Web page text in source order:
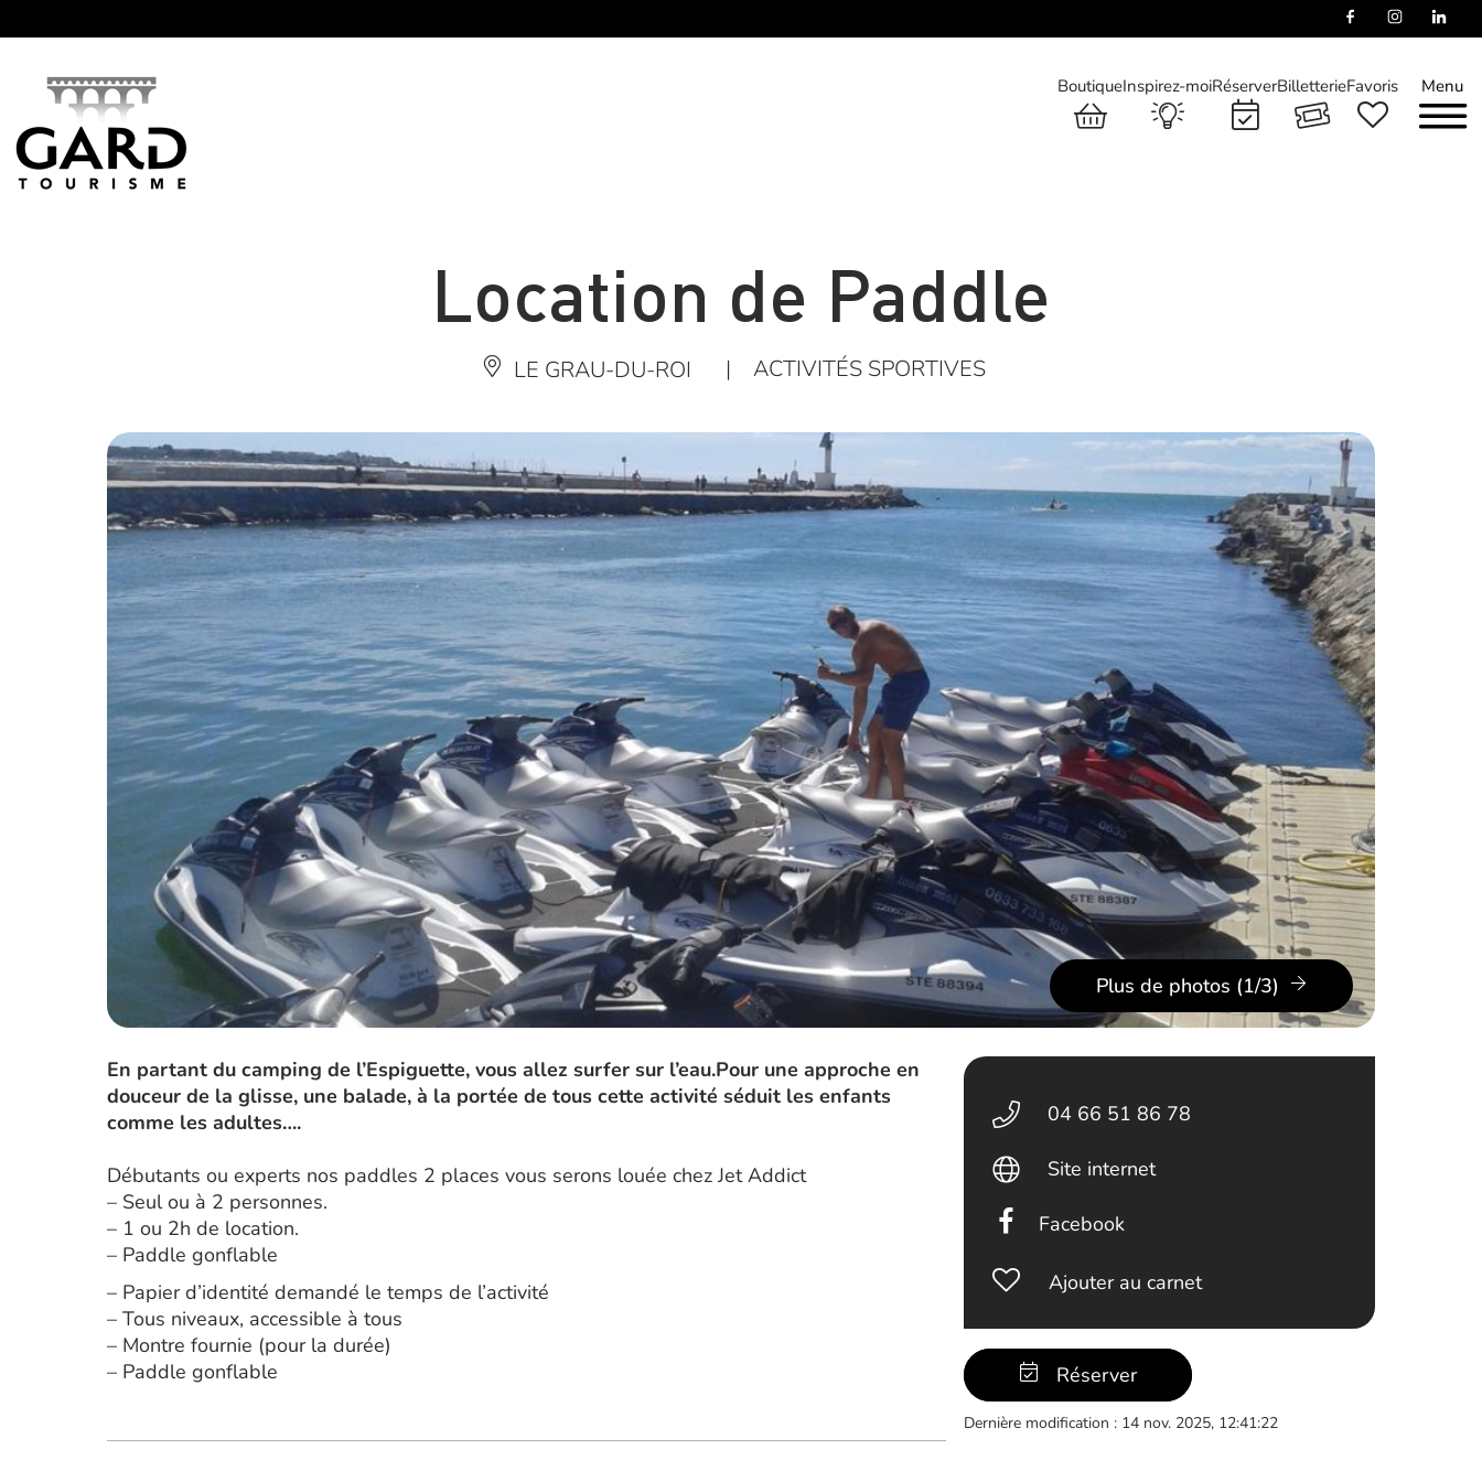
Menu
BoutiqueInspirez-moiRéserverBilletterieFavoris
Location de Paddle
LE GRAU-DU-ROI | ACTIVITÉS SPORTIVES
Plus de photos (1/3)
En partant du camping de l’Espiguette, vous allez surfer sur l’eau.Pour une approche en
douceur de la glisse, une balade, à la portée de tous cette activité séduit les enfants
comme les adultes….
Débutants ou experts nos paddles 2 places vous serons louée chez Jet Addict
– Seul ou à 2 personnes.
– 1 ou 2h de location.
– Paddle gonflable
– Papier d’identité demandé le temps de l’activité
– Tous niveaux, accessible à tous
– Montre fournie (pour la durée)
– Paddle gonflable
04 66 51 86 78
Site internet
Facebook
Ajouter au carnet
Réserver
Dernière modification : 14 nov. 2025, 12:41:22